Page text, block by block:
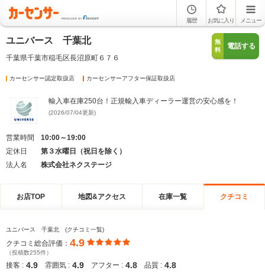
履歴 お気に入り メニュー
ユニバース 千葉北
千葉県千葉市稲毛区長沼原町６７６
無
料
電話する
カーセンサー認定取扱店 カーセンサーアフター保証取扱店
輸入車在庫250台！正規輸入車ディーラー運営の安心感を！
(2026/07/04更新)
営業時間
10:00～19:00
定休日
第３水曜日（祝日を除く）
法人名
株式会社ネクステージ
お店TOP 地図&アクセス 在庫一覧 クチコミ
ユニバース 千葉北 (クチコミ一覧)
クチコミ総合評価： 4.9
（投稿数255件）
接客 : 4.9 雰囲気 : 4.9 アフター : 4.8 品質 : 4.8